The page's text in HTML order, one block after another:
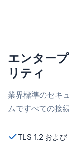
エンター
リティ
業界標準のセキ
ムですべての接
TLS 1.2 および